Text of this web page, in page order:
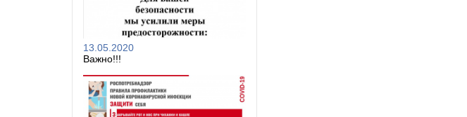
13.05.2020
Важно!!!